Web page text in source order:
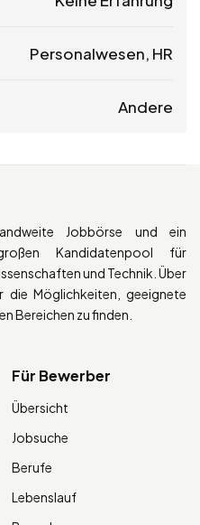
Personalwesen, HR
Andere
Jobbörse und ein
Kandidatenpool für
und Technik. Über
die Möglichkeiten, geeignete
Bereichen zu finden.
Für Bewerber
Übersicht
Jobsuche
Berufe
Lebenslauf